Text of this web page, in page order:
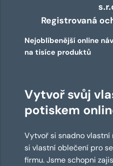
Registrovaná
Nejoblíbenější online
na tisíce produktů
Vytvoř svůj
potiskem
Vytvoř si snadno vlastní
si vlastní oblečení pro
firmu. Jsme schopni